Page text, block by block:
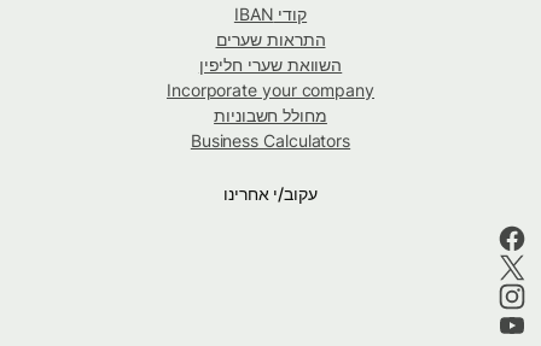
קודי IBAN
התראות שערים
השוואת שערי חליפין
Incorporate your company
מחולל חשבוניות
Business Calculators
עקוב/י אחרינו